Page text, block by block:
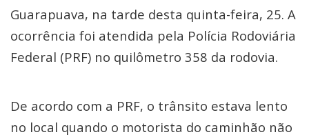
Guarapuava, na tarde desta quinta-feira, 25. A
ocorrência foi atendida pela Polícia Rodoviária
Federal (PRF) no quilômetro 358 da rodovia.
De acordo com a PRF, o trânsito estava lento
no local quando o motorista do caminhão não